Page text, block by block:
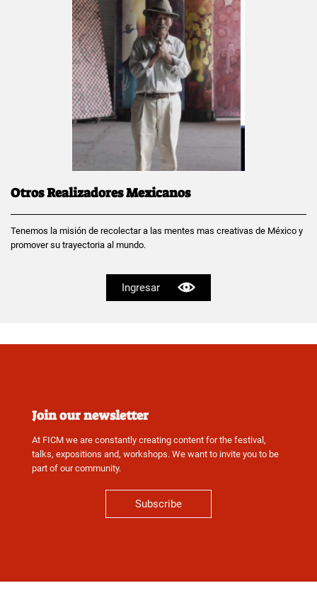
Otros Realizadores Mexicanos
Tenemos la misión de recolectar a las mentes mas creativas de México y
promover su trayectoria al mundo.
Ingresar
Join our newsletter
At FICM we are constantly creating content for the festival,
talks, expositions and, workshops. We want to invite you to be
part of our community.
Subscribe